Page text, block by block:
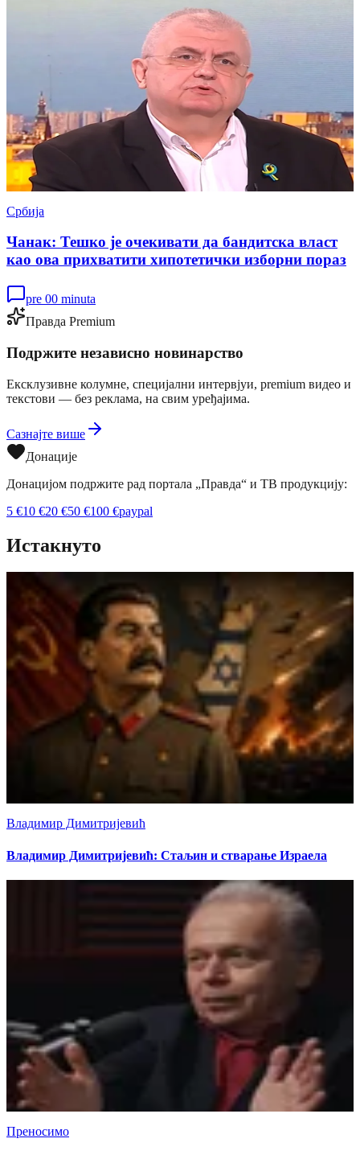
Србија
Чанак: Тешко је очекивати да бандитска власт
као ова прихватити хипотетички изборни пораз
pre 00 minuta
Правда Premium
Подржите независно новинарство
Ексклузивне колумне, специјални интервјуи, premium видео и
текстови — без реклама, на свим уређајима.
Сазнајте више
Донације
Донацијом подржите рад портала „Правда“ и ТВ продукцију:
5 €10 €20 €50 €100 €paypal
Истакнуто
Владимир Димитријевић
Владимир Димитријевић: Стаљин и стварање Израела
Преносимо